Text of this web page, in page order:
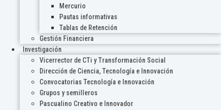
Mercurio
Pautas informativas
Tablas de Retención
Gestión Financiera
Investigación
Vicerrector de CTi y Transformación Social
Dirección de Ciencia, Tecnología e Innovación
Convocatorias Tecnología e Innovación
Grupos y semilleros
Pascualino Creativo e Innovador